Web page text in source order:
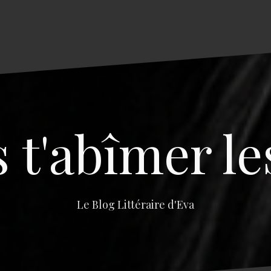
t'abîmer
Le Blog Littéraire d'Eva